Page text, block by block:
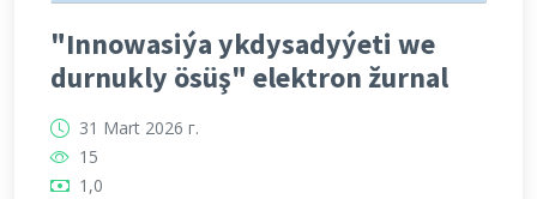
"Innowasiýa ykdysadyýeti we
durnukly ösüş" elektron žurnal
31 Mart 2026 г.
15
1,0